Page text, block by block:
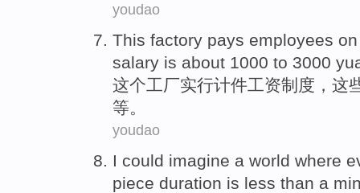
youdao
This factory pays employees
salary is about 1000 to 3000
这个工厂实行计件工资制度，这
等。
youdao
I could imagine a world where
piece duration is less than a